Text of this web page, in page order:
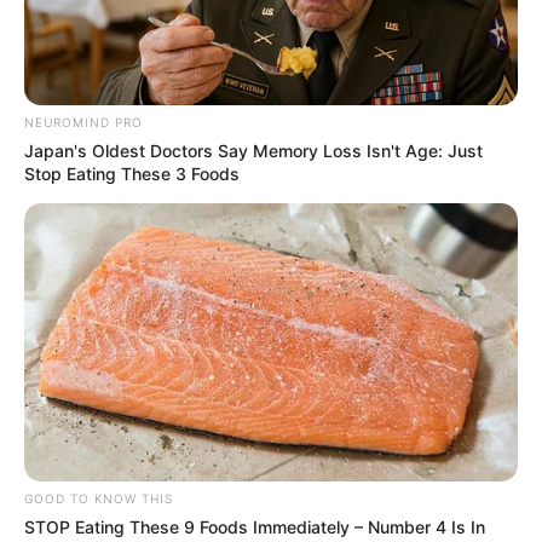
Δαμάνη.
Παίζουν με αλφαβητική σειρά:
Μιχάλης Αλικάκος, Γιώργος Αμούτζας,
Δημήτρης Γεωργαλάς, Νεκταρία Γιαννουδάκη,
Στέλλα Γκίκα, Πάνος Γκόγκος, Αλέξανδρος
Δαβιλάς, Μαρία Δασκαλάκη, Ευφημία
Καλογιάννη, Σταύρος Καραγιάννης, Ζαχαρίας
Κεφαλογιάννης, Αλίνα Κωτσοβούλου, Βέρα
Μακρομαρίδου, Δημήτρης Μαμιός, Εριέτα
Μανούρη, Στάθης Μαντζώρος, Δανάη Παππά,
Σπύρος Σαραφιανός, Μάνος Τσαγκαράκης,
Σάντυ Χατζηϊωάννου, Στρατής
Χατζησταματίου.
Περισσότερα νέα από την Εύβοια
NEUROMIND PRO
Japan's Oldest Doctors Say Memory Loss Isn't Age: Just
Stop Eating These 3 Foods
GOOD TO KNOW THIS
STOP Eating These 9 Foods Immediately – Number 4 Is In